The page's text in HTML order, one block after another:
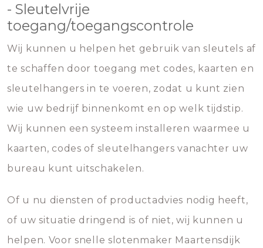
- Sleutelvrije
toegang/toegangscontrole
Wij kunnen u helpen het gebruik van sleutels af
te schaffen door toegang met codes, kaarten en
sleutelhangers in te voeren, zodat u kunt zien
wie uw bedrijf binnenkomt en op welk tijdstip.
Wij kunnen een systeem installeren waarmee u
kaarten, codes of sleutelhangers vanachter uw
bureau kunt uitschakelen.
Of u nu diensten of productadvies nodig heeft,
of uw situatie dringend is of niet, wij kunnen u
helpen. Voor snelle slotenmaker Maartensdijk